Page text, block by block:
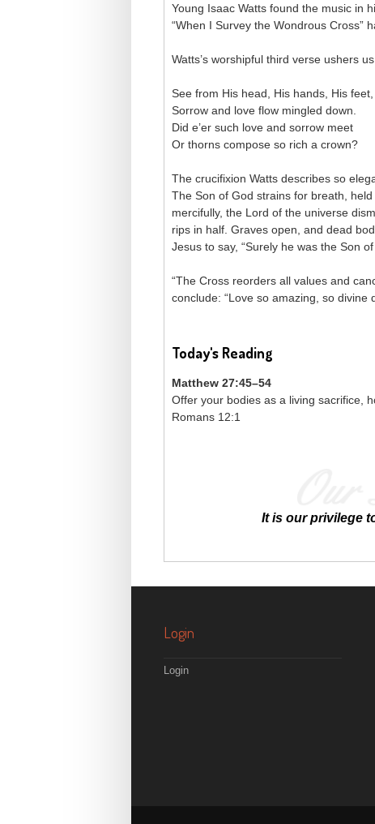
Young Isaac Watts found the music in
“When I Survey the Wondrous Cross”
Watts’s worshipful third verse ushers
See from His head, His hands, His feet,
Sorrow and love flow mingled down.
Did e’er such love and sorrow meet
Or thorns compose so rich a crown?
The crucifixion Watts describes so
The Son of God strains for breath,
mercifully, the Lord of the universe
rips in half. Graves open, and dead
Jesus to say, “Surely he was the Son of
“The Cross reorders all values and
conclude: “Love so amazing, so divine
Today's Reading
Matthew 27:45–54
Offer your bodies as a living sacrifice,
Romans 12:1
It is our privilege
Login
Login